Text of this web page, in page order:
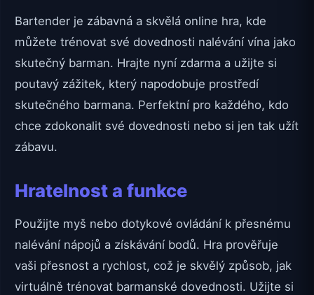
Bartender je zábavná a skvělá online hra, kde
můžete trénovat své dovednosti nalévání vína jako
skutečný barman. Hrajte nyní zdarma a užijte si
poutavý zážitek, který napodobuje prostředí
skutečného barmana. Perfektní pro každého, kdo
chce zdokonalit své dovednosti nebo si jen tak užít
zábavu.
Hratelnost a funkce
Použijte myš nebo dotykové ovládání k přesnému
nalévání nápojů a získávání bodů. Hra prověřuje
vaši přesnost a rychlost, což je skvělý způsob, jak
virtuálně trénovat barmanské dovednosti. Užijte si